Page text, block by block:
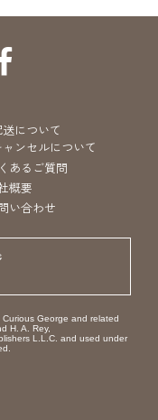
について
ンセルについて
あるご質問
概要
い合わせ
George and related
H. A. Rey,
L.L.C. and used under